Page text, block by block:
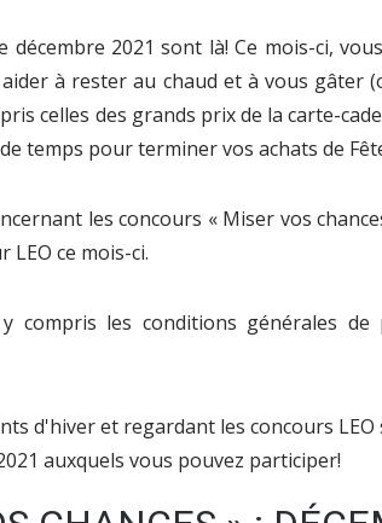
2021 sont là! Ce mois-ci,
à rester au chaud et à vous gâter
celles des grands prix de la carte-
temps pour terminer vos achats de
les concours « Miser vos
ce mois-ci.
compris les conditions générales de
auxquels vous pouvez participer!